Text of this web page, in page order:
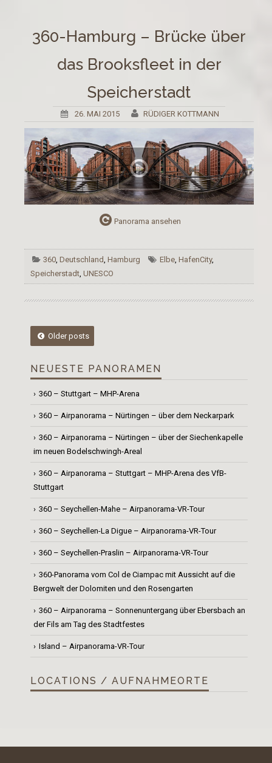
360-Hamburg – Brücke über
das Brooksfleet in der
Speicherstadt
26. MAI 2015 RÜDIGER KOTTMANN
Panorama ansehen
360 ,Deutschland ,Hamburg Elbe, HafenCity,
Speicherstadt UNESCO
Posts
navigation
Older posts
NEUESTE PANORAMEN
360 – Stuttgart – MHP-Arena
360 – Airpanorama – Nürtingen – über dem Neckarpark
360 – Airpanorama – Nürtingen – über der Siechenkapelle
im neuen Bodelschwingh-Areal
360 – Airpanorama – Stuttgart – MHP-Arena des VfB-
Stuttgart
360 – Seychellen-Mahe – Airpanorama-VR-Tour
360 – Seychellen-La Digue – Airpanorama-VR-Tour
360 – Seychellen-Praslin – Airpanorama-VR-Tour
360-Panorama vom Col de Ciampac mit Aussicht auf die
Bergwelt der Dolomiten und den Rosengarten
360 – Airpanorama – Sonnenuntergang über Ebersbach an
der Fils am Tag des Stadtfestes
Island – Airpanorama-VR-Tour
LOCATIONS / AUFNAHMEORTE